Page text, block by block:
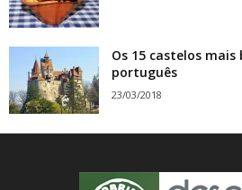
Os 15 castelos mais
português
23/03/2018